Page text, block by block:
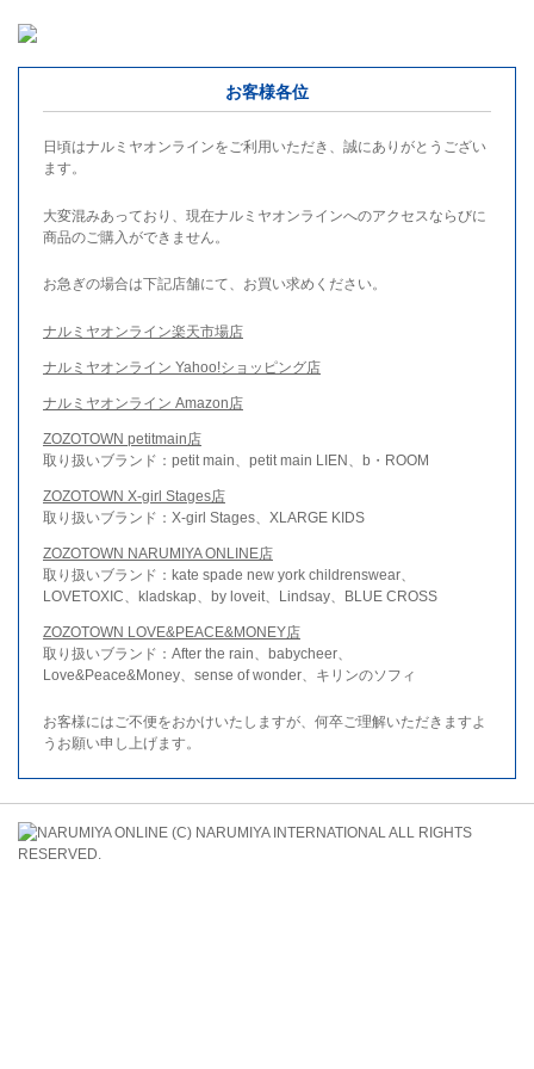
お客様各位
日頃はナルミヤオンラインをご利用いただき、誠にありがとうござい
ます。
大変混みあっており、現在ナルミヤオンラインへのアクセスならびに
商品のご購入ができません。
お急ぎの場合は下記店舗にて、お買い求めください。
ナルミヤオンライン楽天市場店
ナルミヤオンライン Yahoo!ショッピング店
ナルミヤオンライン Amazon店
ZOZOTOWN petitmain店
取り扱いブランド：petit main、petit main LIEN、b・ROOM
ZOZOTOWN X-girl Stages店
取り扱いブランド：X-girl Stages、XLARGE KIDS
ZOZOTOWN NARUMIYA ONLINE店
取り扱いブランド：kate spade new york childrenswear、
LOVETOXIC、kladskap、by loveit、Lindsay、BLUE CROSS
ZOZOTOWN LOVE&PEACE&MONEY店
取り扱いブランド：After the rain、babycheer、
Love&Peace&Money、sense of wonder、キリンのソフィ
お客様にはご不便をおかけいたしますが、何卒ご理解いただきますよ
うお願い申し上げます。